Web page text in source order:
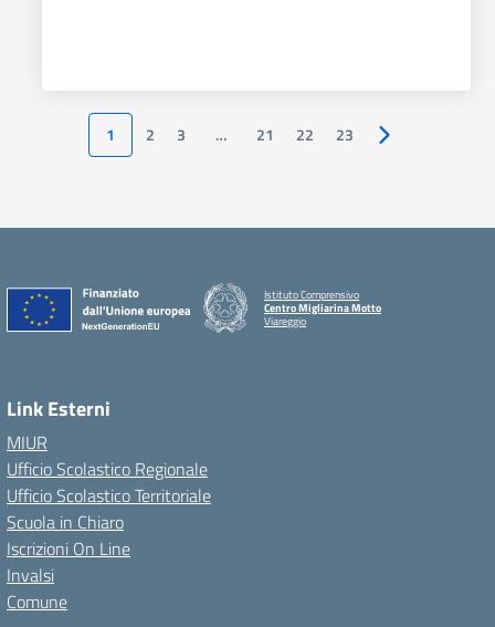
1 2 3 … 21 22 23 Pagina
Istituto Comprensivo
Centro Migliarina Motto
Viareggio
Link Esterni
MIUR
Ufficio Scolastico Regionale
Ufficio Scolastico Territoriale
Scuola in Chiaro
Iscrizioni On Line
Invalsi
Comune